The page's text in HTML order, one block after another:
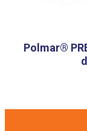
Polmar®